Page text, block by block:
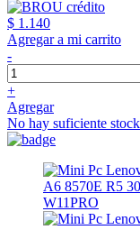
$ 1.140
Agregar a mi carrito
-
+
Agregar
No hay suficiente